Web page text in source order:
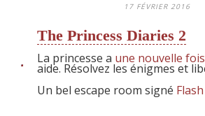
17 FÉVRIER 2016
The Princess Diaries 2
La princesse a une nouvelle fois
aide. Résolvez les énigmes et
Un bel escape room signé